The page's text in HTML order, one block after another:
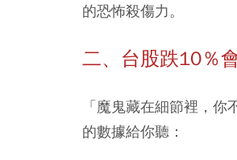
的恐怖殺傷力。
二、台股跌10％
「魔鬼藏在細節裡，
的數據給你聽：